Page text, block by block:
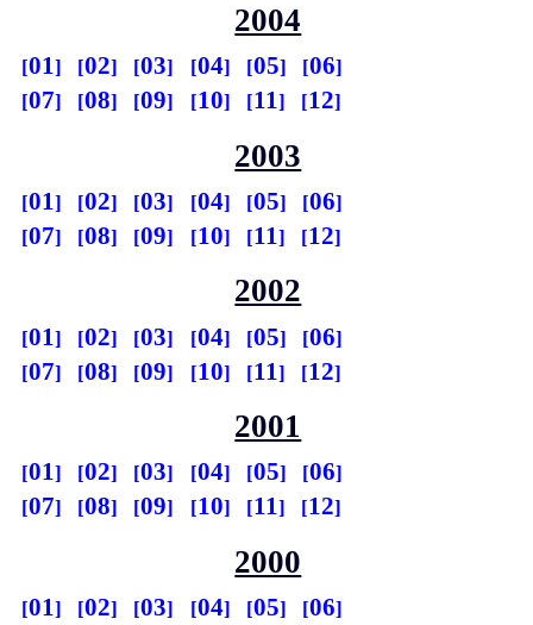
2004
01 02 03 04 05
06
07
08 09 10 11 12
2003
01 02 03 04 05
06
07
08 09 10 11 12
2002
01 02 03 04 05
06
07
08 09 10 11 12
2001
01 02 03 04 05
06
07
08 09 10 11 12
2000
01 02 03 04 05 06